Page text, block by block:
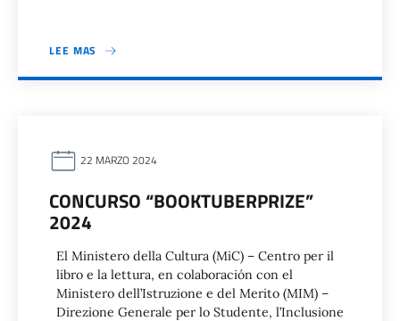
LEE MAS
22 MARZO 2024
CONCURSO “BOOKTUBERPRIZE”
2024
El Ministero della Cultura (MiC) – Centro per il
libro e la lettura, en colaboración con el
Ministero dell’Istruzione e del Merito (MIM) –
Direzione Generale per lo Studente, l’Inclusione